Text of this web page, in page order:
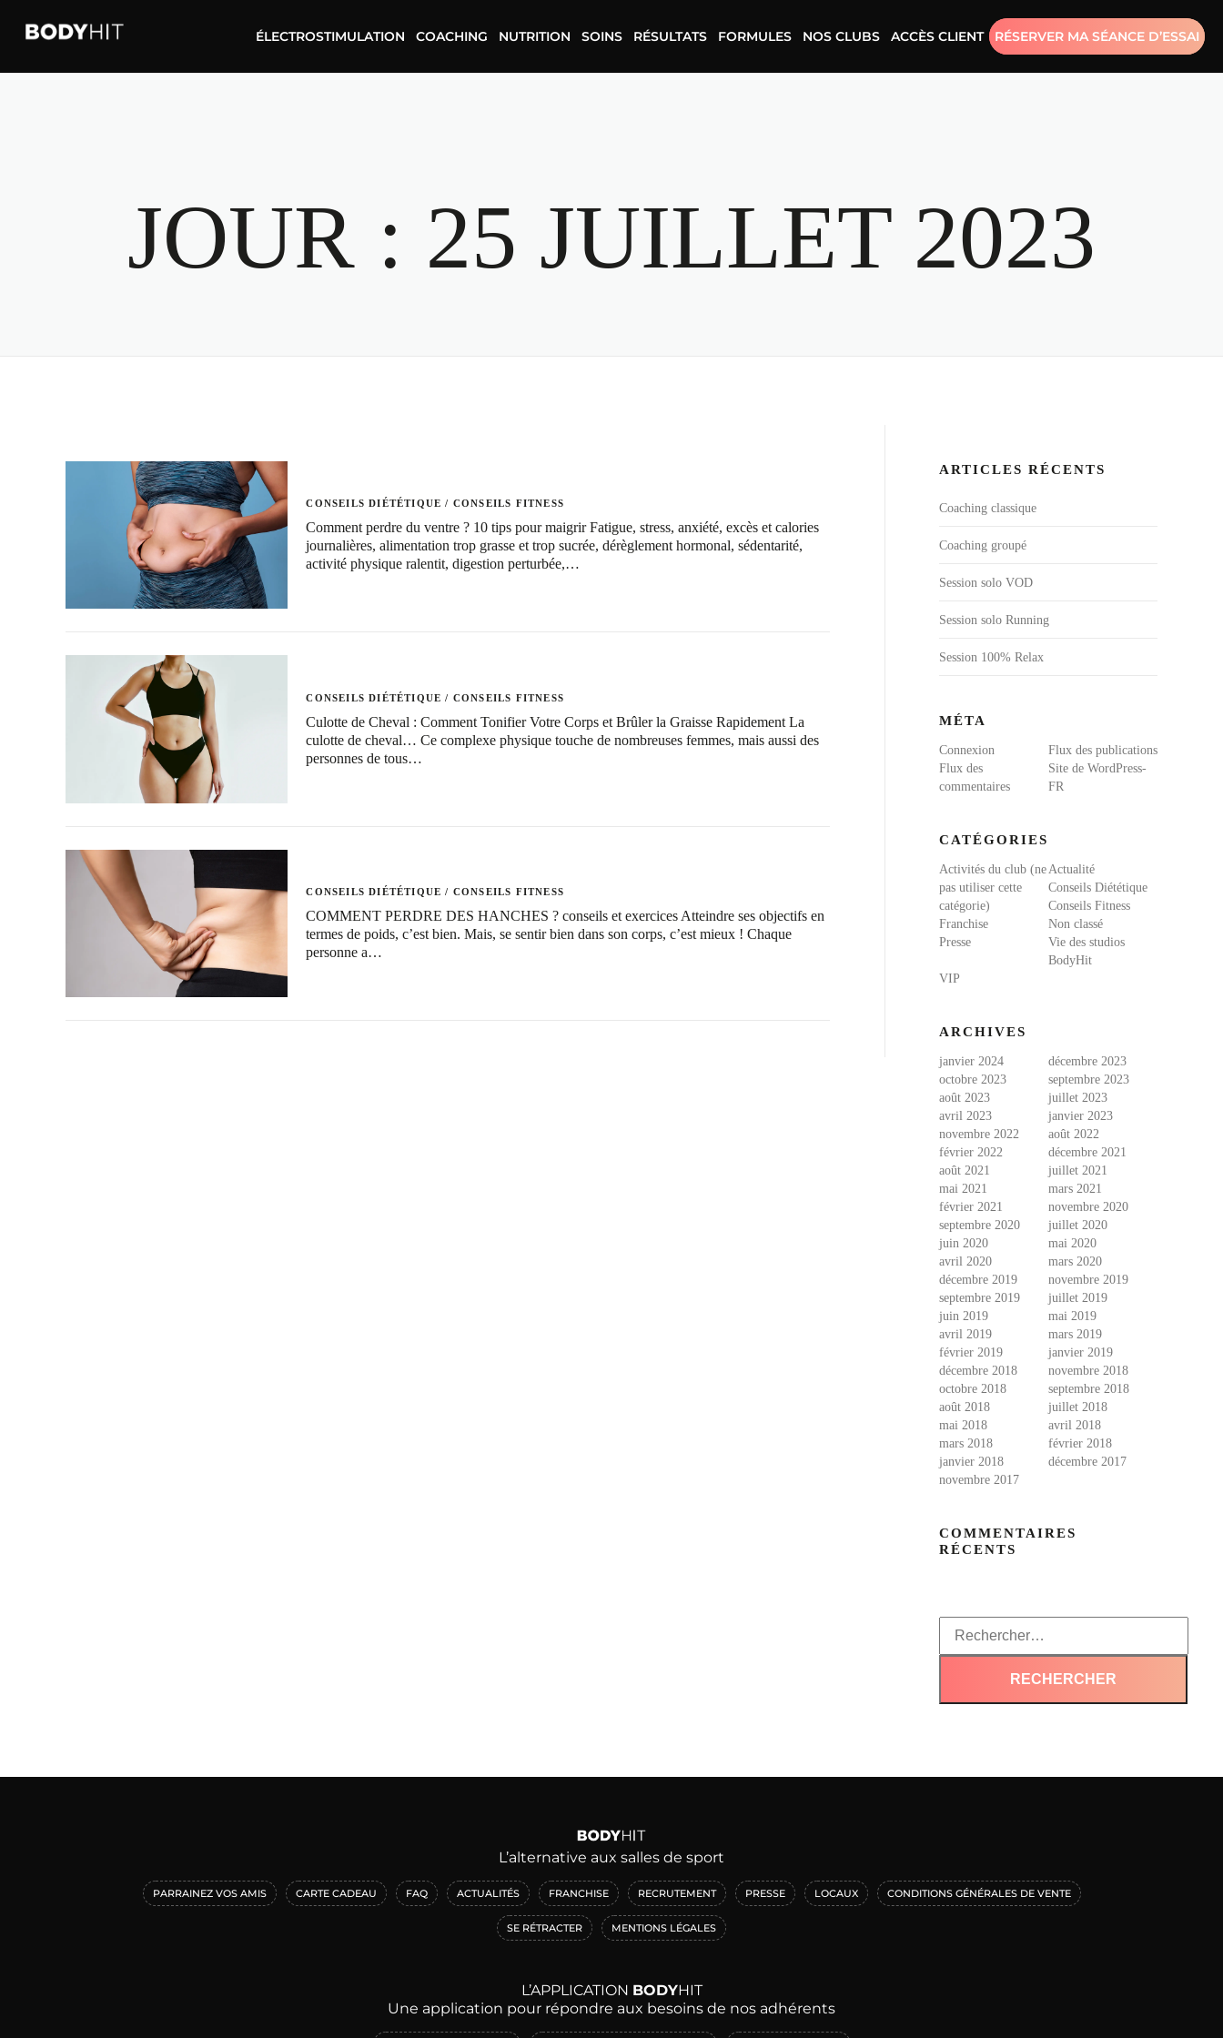
ÉLECTROSTIMULATION COACHING NUTRITION SOINS RÉSULTATS FORMULES NOS CLUBS ACCÈS CLIENT RÉSERVER MA SÉANCE D’ESSAI
JOUR : 25 JUILLET 2023
CONSEILS DIÉTÉTIQUE / CONSEILS FITNESS
Comment perdre du ventre ? 10 tips pour maigrir Fatigue, stress, anxiété, excès et calories
journalières, alimentation trop grasse et trop sucrée, dérèglement hormonal, sédentarité,
activité physique ralentit, digestion perturbée,…
CONSEILS DIÉTÉTIQUE / CONSEILS FITNESS
Culotte de Cheval : Comment Tonifier Votre Corps et Brûler la Graisse Rapidement La
culotte de cheval… Ce complexe physique touche de nombreuses femmes, mais aussi des
personnes de tous…
CONSEILS DIÉTÉTIQUE / CONSEILS FITNESS
COMMENT PERDRE DES HANCHES ? conseils et exercices Atteindre ses objectifs en
termes de poids, c’est bien. Mais, se sentir bien dans son corps, c’est mieux ! Chaque
personne a…
ARTICLES RÉCENTS
Coaching classique
Coaching groupé
Session solo VOD
Session solo Running
Session 100% Relax
MÉTA
Connexion
Flux des publications
Flux des
commentaires
Site de WordPress-
FR
CATÉGORIES
Activités du club (ne
pas utiliser cette
catégorie)
Actualité
Conseils Diététique
Conseils Fitness
Franchise
Non classé
Presse
Vie des studios
BodyHit
VIP
ARCHIVES
janvier 2024
décembre 2023
octobre 2023
septembre 2023
août 2023
juillet 2023
avril 2023
janvier 2023
novembre 2022
août 2022
février 2022
décembre 2021
août 2021
juillet 2021
mai 2021
mars 2021
février 2021
novembre 2020
septembre 2020
juillet 2020
juin 2020
mai 2020
avril 2020
mars 2020
décembre 2019
novembre 2019
septembre 2019
juillet 2019
juin 2019
mai 2019
avril 2019
mars 2019
février 2019
janvier 2019
décembre 2018
novembre 2018
octobre 2018
septembre 2018
août 2018
juillet 2018
mai 2018
avril 2018
mars 2018
février 2018
janvier 2018
décembre 2017
novembre 2017
COMMENTAIRES
RÉCENTS
L’alternative aux salles de sport
PARRAINEZ VOS AMIS CARTE CADEAU FAQ ACTUALITÉS FRANCHISE RECRUTEMENT PRESSE LOCAUX CONDITIONS GÉNÉRALES DE VENTE
SE RÉTRACTER MENTIONS LÉGALES
L’APPLICATION BODYHIT
Une application pour répondre aux besoins de nos adhérents